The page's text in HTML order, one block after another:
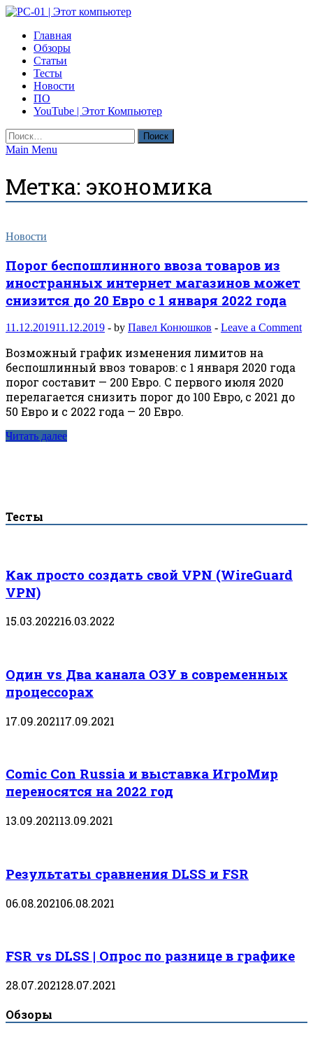
Skip
content
PC-01 | Этот компьютер
Компьютерные новости
Главная
Обзоры
Статьи
Тесты
Новости
ПО
YouTube | Этот Компьютер
Найти:
Main Menu
Метка: экономика
Новости
Порог беспошлинного ввоза товаров из
иностранных интернет магазинов может
снизится до 20 Евро с 1 января 2022 года
11.12.201911.12.2019 - by Павел Конюшков - Leave a Comment
Возможный график изменения лимитов на
беспошлинный ввоз товаров: с 1 января 2020 года
порог составит — 200 Евро. С первого июля 2020
перелагается снизить порог до 100 Евро, с 2021 до
50 Евро и с 2022 года — 20 Евро.
Читать далее
Тесты
Как просто создать свой VPN (WireGuard
VPN)
15.03.202216.03.2022
Один vs Два канала ОЗУ в современных
процессорах
17.09.202117.09.2021
Comic Con Russia и выставка ИгроМир
переносятся на 2022 год
13.09.202113.09.2021
Результаты сравнения DLSS и FSR
06.08.202106.08.2021
FSR vs DLSS | Опрос по разнице в графике
28.07.202128.07.2021
Обзоры